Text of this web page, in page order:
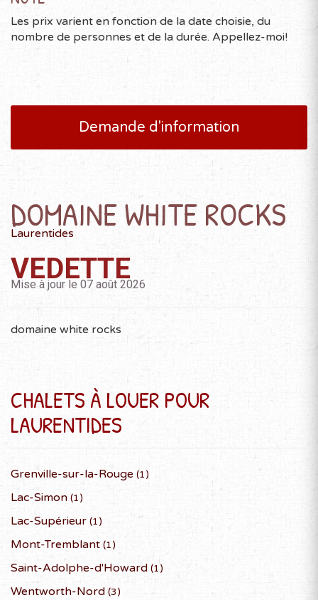
Les prix varient en fonction de la date choisie, du
nombre de personnes et de la durée. Appellez-moi!
Demande d'information
DOMAINE WHITE ROCKS
Laurentides
VEDETTE
Mise à jour le 07 août 2026
domaine white rocks
CHALETS À LOUER POUR
LAURENTIDES
Grenville-sur-la-Rouge (1)
Lac-Simon (1)
Lac-Supérieur (1)
Mont-Tremblant (1)
Saint-Adolphe-d'Howard (1)
Wentworth-Nord (3)